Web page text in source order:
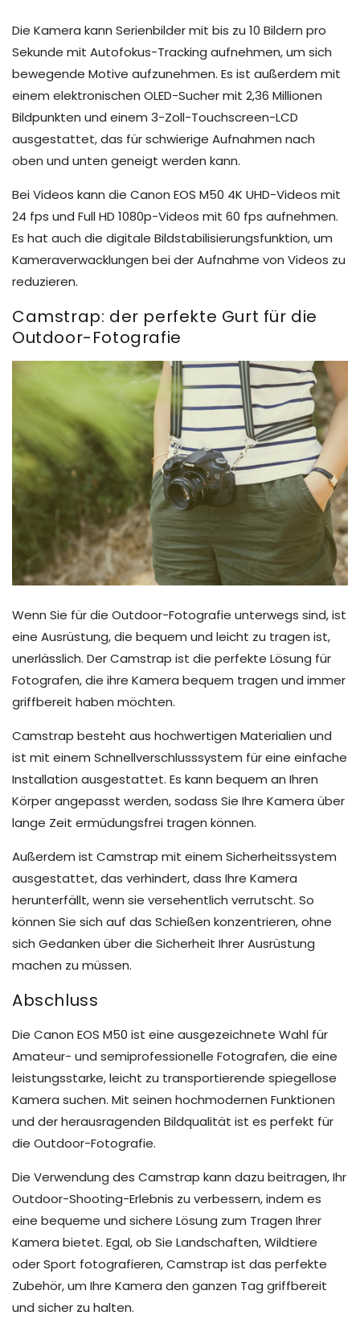
Die Kamera kann Serienbilder mit bis zu 10 Bildern pro
Sekunde mit Autofokus-Tracking aufnehmen, um sich
bewegende Motive aufzunehmen. Es ist außerdem mit
einem elektronischen OLED-Sucher mit 2,36 Millionen
Bildpunkten und einem 3-Zoll-Touchscreen-LCD
ausgestattet, das für schwierige Aufnahmen nach
oben und unten geneigt werden kann.
Bei Videos kann die Canon EOS M50 4K UHD-Videos mit
24 fps und Full HD 1080p-Videos mit 60 fps aufnehmen.
Es hat auch die digitale Bildstabilisierungsfunktion, um
Kameraverwacklungen bei der Aufnahme von Videos zu
reduzieren.
Camstrap: der perfekte Gurt für die
Outdoor-Fotografie
Wenn Sie für die Outdoor-Fotografie unterwegs sind, ist
eine Ausrüstung, die bequem und leicht zu tragen ist,
unerlässlich. Der Camstrap ist die perfekte Lösung für
Fotografen, die ihre Kamera bequem tragen und immer
griffbereit haben möchten.
Camstrap besteht aus hochwertigen Materialien und
ist mit einem Schnellverschlusssystem für eine einfache
Installation ausgestattet. Es kann bequem an Ihren
Körper angepasst werden, sodass Sie Ihre Kamera über
lange Zeit ermüdungsfrei tragen können.
Außerdem ist Camstrap mit einem Sicherheitssystem
ausgestattet, das verhindert, dass Ihre Kamera
herunterfällt, wenn sie versehentlich verrutscht. So
können Sie sich auf das Schießen konzentrieren, ohne
sich Gedanken über die Sicherheit Ihrer Ausrüstung
machen zu müssen.
Abschluss
Die Canon EOS M50 ist eine ausgezeichnete Wahl für
Amateur- und semiprofessionelle Fotografen, die eine
leistungsstarke, leicht zu transportierende spiegellose
Kamera suchen. Mit seinen hochmodernen Funktionen
und der herausragenden Bildqualität ist es perfekt für
die Outdoor-Fotografie.
Die Verwendung des Camstrap kann dazu beitragen, Ihr
Outdoor-Shooting-Erlebnis zu verbessern, indem es
eine bequeme und sichere Lösung zum Tragen Ihrer
Kamera bietet. Egal, ob Sie Landschaften, Wildtiere
oder Sport fotografieren, Camstrap ist das perfekte
Zubehör, um Ihre Kamera den ganzen Tag griffbereit
und sicher zu halten.